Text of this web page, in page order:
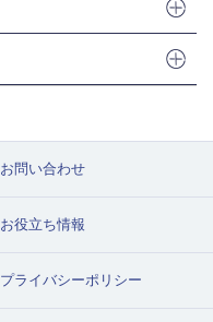
お問い合わせ
お役立ち情報
プライバシーポリシー